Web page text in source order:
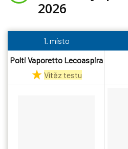
2026
1. místo
Polti Vaporetto Lecoaspira
Vítěz testu